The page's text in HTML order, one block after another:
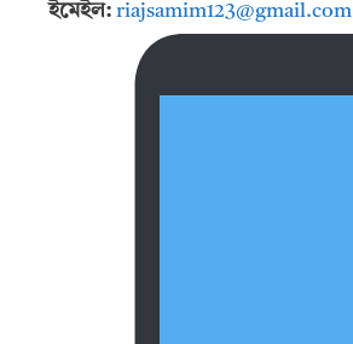
ইমেইল: riajsamim123@gmail.com